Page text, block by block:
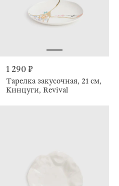
1 290 ₽
Тарелка закусочная, 21 см,
Кинцуги, Revival